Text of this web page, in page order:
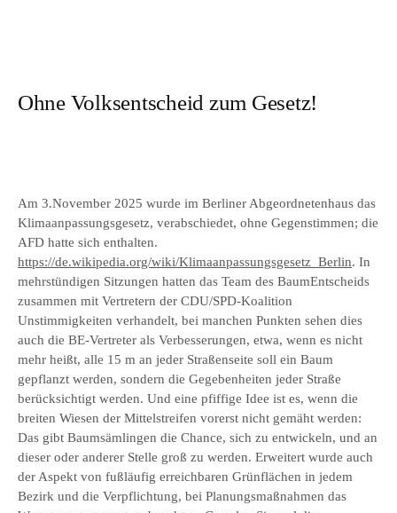
Ohne Volksentscheid zum Gesetz!
Am 3.November 2025 wurde im Berliner Abgeordnetenhaus das
Klimaanpassungsgesetz, verabschiedet, ohne Gegenstimmen; die
AFD hatte sich enthalten.
https://de.wikipedia.org/wiki/Klimaanpassungsgesetz_Berlin. In
mehrstündigen Sitzungen hatten das Team des BaumEntscheids
zusammen mit Vertretern der CDU/SPD-Koalition
Unstimmigkeiten verhandelt, bei manchen Punkten sehen dies
auch die BE-Vertreter als Verbesserungen, etwa, wenn es nicht
mehr heißt, alle 15 m an jeder Straßenseite soll ein Baum
gepflanzt werden, sondern die Gegebenheiten jeder Straße
berücksichtigt werden. Und eine pfiffige Idee ist es, wenn die
breiten Wiesen der Mittelstreifen vorerst nicht gemäht werden:
Das gibt Baumsämlingen die Chance, sich zu entwickeln, und an
dieser oder anderer Stelle groß zu werden. Erweitert wurde auch
der Aspekt von fußläufig erreichbaren Grünflächen in jedem
Bezirk und die Verpflichtung, bei Planungsmaßnahmen das